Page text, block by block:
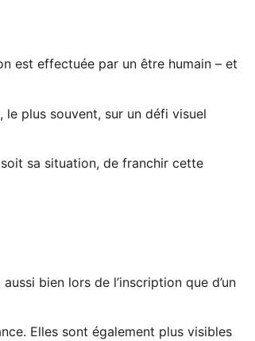
est effectuée par un être humain – et
plus souvent, sur un défi visuel
sa situation, de franchir cette
bien lors de l’inscription que d’un
Elles sont également plus visibles